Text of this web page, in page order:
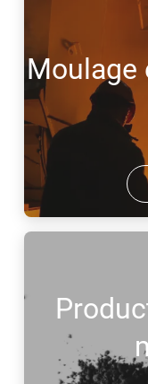
Moulage